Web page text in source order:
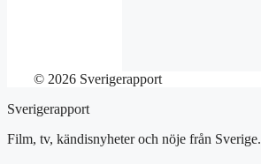
© 2026 Sverigerapport
Sverigerapport
Film, tv, kändisnyheter och nöje från Sverige.